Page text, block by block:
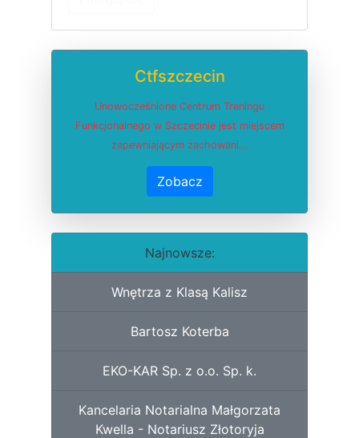
Ctfszczecin
Unowocześnione Centrum Treningu
Funkcjonalnego w Szczecinie jest miejscem
zapewniającym zachowani...
Zobacz
Najnowsze:
Wnętrza z Klasą Kalisz
Bartosz Koterba
EKO-KAR Sp. z o.o. Sp. k.
Kancelaria Notarialna Małgorzata
Kwella - Notariusz Złotoryja